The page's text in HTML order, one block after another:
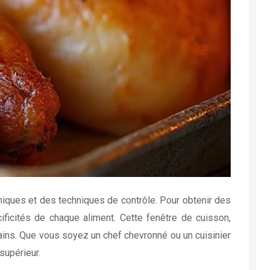
et des techniques de contrôle. Pour obtenir des
de chaque aliment. Cette fenêtre de cuisson,
Que vous soyez un chef chevronné ou un cuisinier